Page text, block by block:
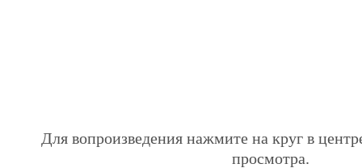
Для вопроизведения нажмите на круг в
просмотра.